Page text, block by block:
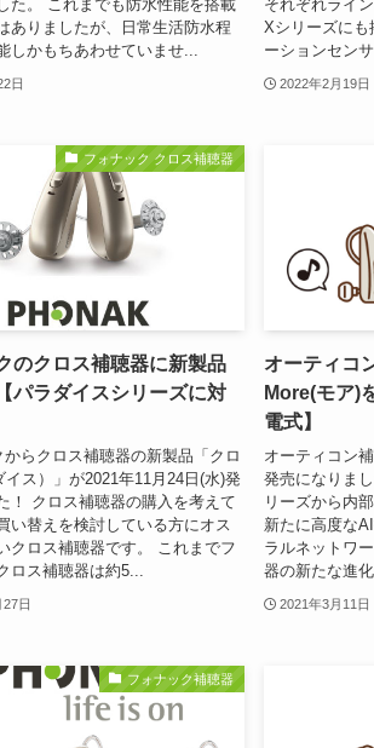
た。 これまでも防水性能を搭載
ありましたが、日常生活防水程
しかもちあわせていませ...
日
それぞれライ
Xシリーズにも
ーションセン
2022年2月19日
フォナック クロス補聴器
のクロス補聴器に新製品
パラダイスシリーズに対
らクロス補聴器の新製品「クロ
イス）」が2021年11月24日(水)発
！ クロス補聴器の購入を考えて
い替えを検討している方にオス
クロス補聴器です。 これまでフ
ロス補聴器は約5...
日
オーティコ
More(モア)
電式】
オーティコン
発売になりま
リーズから内
新たに高度な
ラルネットワ
器の新たな進
2021年3月11日
フォナック補聴器